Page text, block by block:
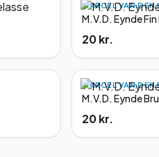
MARCEL VAN DEN
M.V.D. Eynde
20 kr.
MARCEL VAN DEN
M.V.D. Eynde
20 kr.